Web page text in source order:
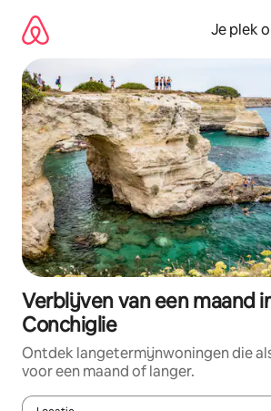
direct
naar
inhoud
Je plek
Verblijven van een maand
Conchiglie
Ontdek langetermijnwoningen die
voor een maand of langer.